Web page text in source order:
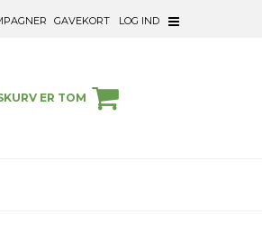
GAVEKORT LOG IND
ER TOM